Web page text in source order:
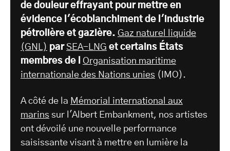
de douleur effrayant pour mettre en
évidence l'écoblanchiment de l'industrie
pétrolière et gazière. Gaz naturel liquide
(GNL) par SEA-LNG et certains États
membres de l Organisation maritime
internationale des Nations unies (IMO).
A côté de la Mémorial international aux
marins sur l'Albert Embankment, nos artistes
ont dévoilé une nouvelle performance
saisissante visant à mettre en lumière la